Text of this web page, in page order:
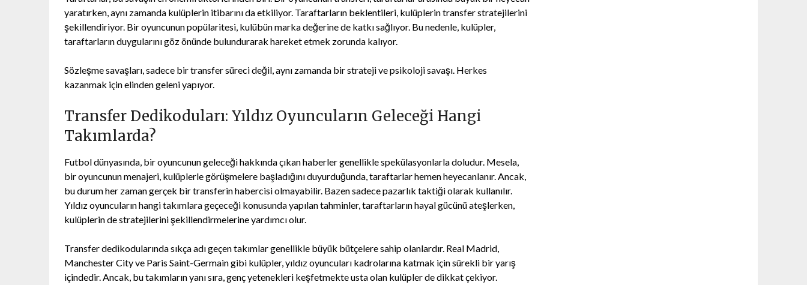
yaratırken, aynı zamanda kulüplerin itibarını da etkiliyor. Taraftarların beklentileri, kulüplerin transfer stratejilerini
şekillendiriyor. Bir oyuncunun popülaritesi, kulübün marka değerine de katkı sağlıyor. Bu nedenle, kulüpler,
taraftarların duygularını göz önünde bulundurarak hareket etmek zorunda kalıyor.
Sözleşme savaşları, sadece bir transfer süreci değil, aynı zamanda bir strateji ve psikoloji savaşı. Herkes
kazanmak için elinden geleni yapıyor.
Transfer Dedikoduları: Yıldız Oyuncuların Geleceği Hangi
Takımlarda?
Futbol dünyasında, bir oyuncunun geleceği hakkında çıkan haberler genellikle spekülasyonlarla doludur. Mesela,
bir oyuncunun menajeri, kulüplerle görüşmelere başladığını duyurduğunda, taraftarlar hemen heyecanlanır. Ancak,
bu durum her zaman gerçek bir transferin habercisi olmayabilir. Bazen sadece pazarlık taktiği olarak kullanılır.
Yıldız oyuncuların hangi takımlara geçeceği konusunda yapılan tahminler, taraftarların hayal gücünü ateşlerken,
kulüplerin de stratejilerini şekillendirmelerine yardımcı olur.
Transfer dedikodularında sıkça adı geçen takımlar genellikle büyük bütçelere sahip olanlardır. Real Madrid,
Manchester City ve Paris Saint-Germain gibi kulüpler, yıldız oyuncuları kadrolarına katmak için sürekli bir yarış
içindedir. Ancak, bu takımların yanı sıra, genç yetenekleri keşfetmekte usta olan kulüpler de dikkat çekiyor.